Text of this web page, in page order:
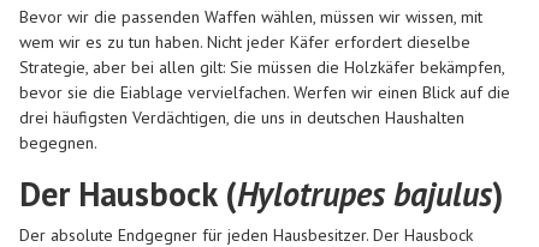
Bevor wir die passenden Waffen wählen, müssen wir wissen, mit
wem wir es zu tun haben. Nicht jeder Käfer erfordert dieselbe
Strategie, aber bei allen gilt: Sie müssen die Holzkäfer bekämpfen,
bevor sie die Eiablage vervielfachen. Werfen wir einen Blick auf die
drei häufigsten Verdächtigen, die uns in deutschen Haushalten
begegnen.
Der Hausbock (Hylotrupes bajulus)
Der absolute Endgegner für jeden Hausbesitzer. Der Hausbock